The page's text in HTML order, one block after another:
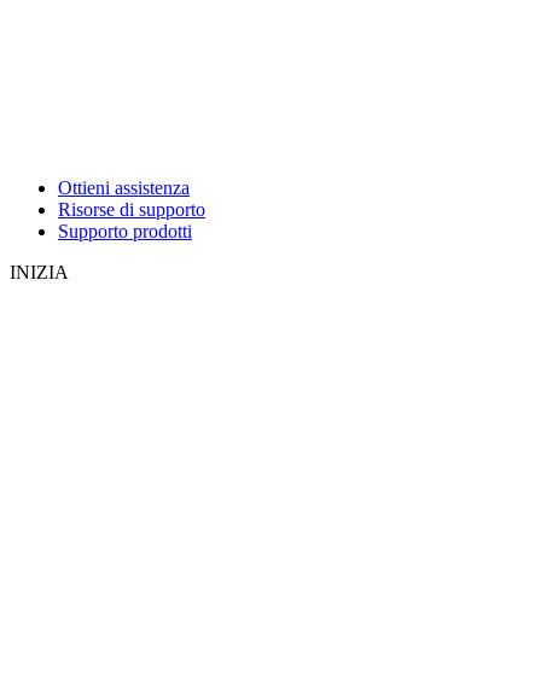
Ottieni assistenza
Risorse di supporto
Supporto prodotti
INIZIA